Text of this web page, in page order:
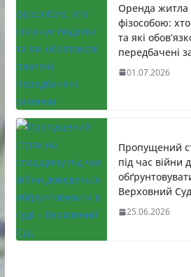
Оренда
фізособою:
та які
передбачені
01.07.2026
Пропущений
під час війни
Верховний Суд
25.06.2026